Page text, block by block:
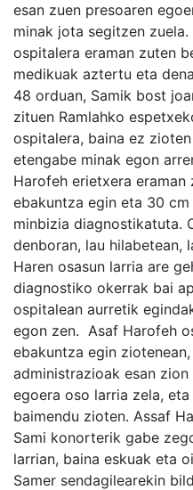
esan zuen presoaren
minak jota segitzen
ospitalera eraman zuten
medikuak aztertu eta
48 orduan, Samik bost
zituen Ramlahko
ospitalera, baina ez
etengabe minak egon
Harofeh erietxera
ebakuntza egin eta 30
minbizia diagnostikatuta.
denboran, lau hilabetean,
Haren osasun larria are
diagnostiko okerrak bai
ospitalean aurretik
egon zen. Asaf Harofeh
ebakuntza egin
administrazioak esan zion
egoera oso larria zela,
baimendu zioten. Assaf
Sami konorterik gabe
larrian, baina eskuak eta
Samer sendagilearekin